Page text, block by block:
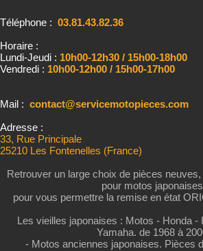
Téléphone : 03.81.43.82.36
Horaire :
Lundi-Jeudi : 10h00-12h30 / 15h00-18h00
Vendredi : 10h00-12h00 / 15h00-17h00
Mail : contact@servicemotopieces.com
Adresse :
33, Rue Principale
25210 Les Fontenelles (France)
Retrouver un large choix de pièces
pour motos
pour vous permettre la remise en état
Les vieilles japonaises : Motos - Honda -
Yamaha. de 1968 à
- Motos anciennes japonaises. Pièces